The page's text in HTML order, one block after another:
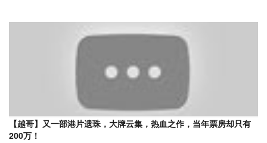
【越哥】又一部港片遗珠，大牌云集，热血之作，当年票房却只有
200万！